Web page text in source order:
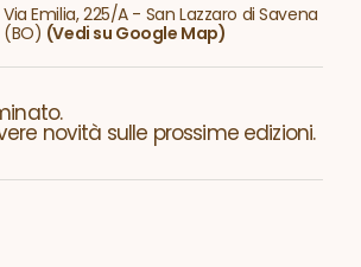
Via Emilia, 225/A - San Lazzaro di Savena
(BO) (Vedi su Google Map)
novità sulle prossime edizioni.